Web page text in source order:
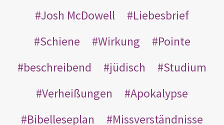
Josh McDowell
Liebesbrief
Schiene
Wirkung
Pointe
beschreibend
jüdisch
Studium
Verheißungen
Apokalypse
Bibelleseplan
Missverständnisse